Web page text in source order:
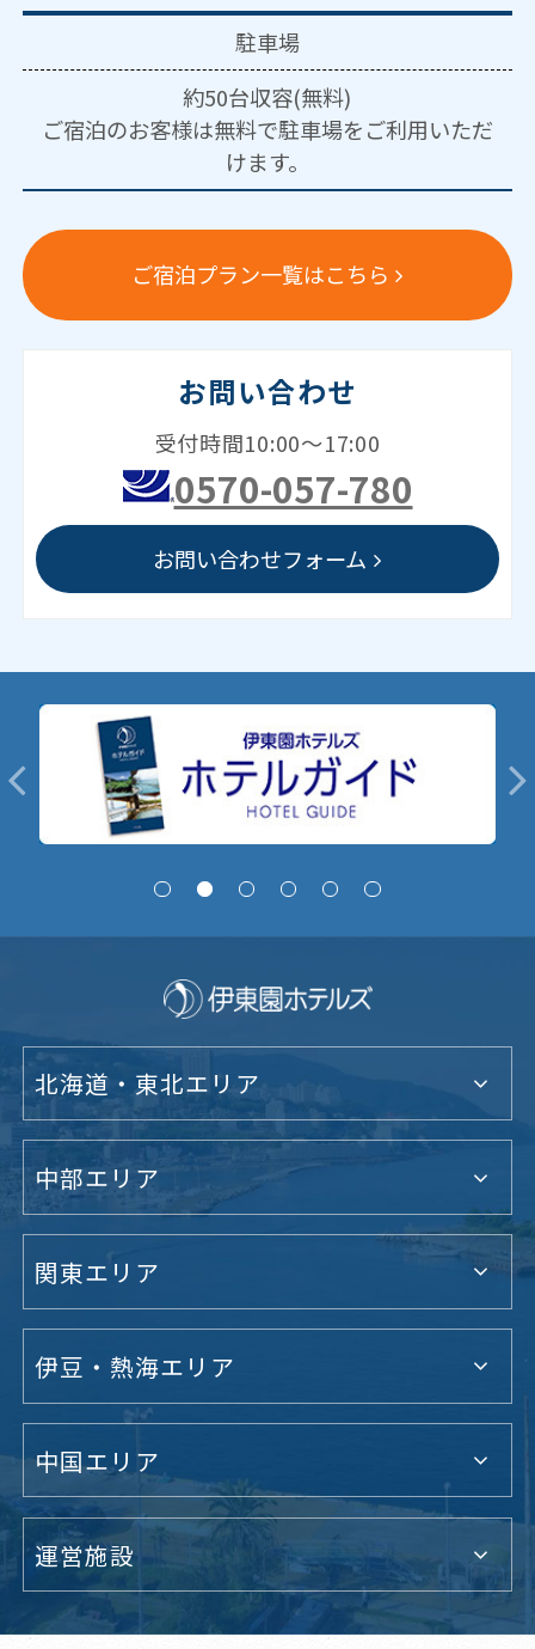
駐車場
約50台収容(無料)
ご宿泊のお客様は無料で駐車場をご利用いただ
けます。
ご宿泊プラン一覧はこちら
お問い合わせ
受付時間10:00～17:00
0570-057-780
お問い合わせフォーム
北海道・東北エリア
中部エリア
関東エリア
伊豆・熱海エリア
中国エリア
運営施設